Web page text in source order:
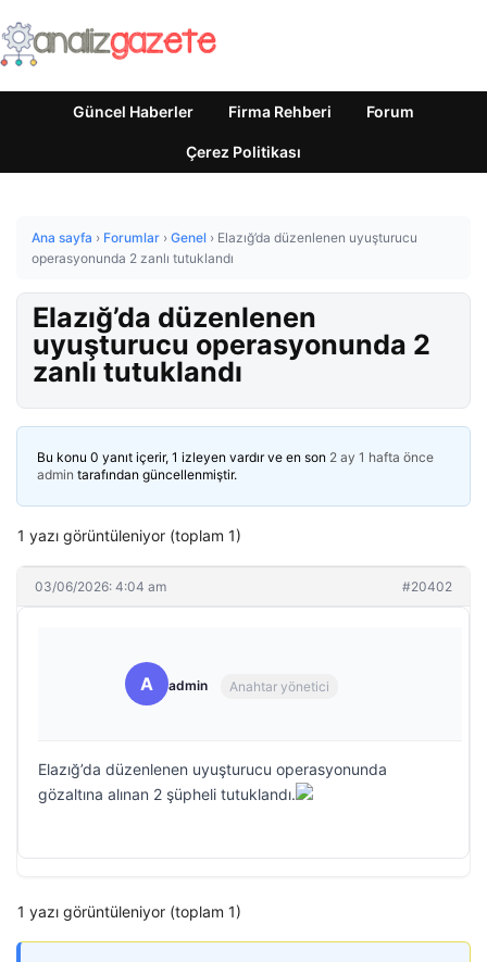
Güncel Haberler Firma Rehberi Forum
Çerez Politikası
Ana sayfa › Forumlar › Genel › Elazığ’da düzenlenen uyuşturucu
operasyonunda 2 zanlı tutuklandı
Elazığ’da düzenlenen
uyuşturucu operasyonunda 2
zanlı tutuklandı
Bu konu 0 yanıt içerir, 1 izleyen vardır ve en son 2 ay 1 hafta önce
admin tarafından güncellenmiştir.
1 yazı görüntüleniyor (toplam 1)
03/06/2026: 4:04 am #20402
A admin Anahtar yönetici
Elazığ’da düzenlenen uyuşturucu operasyonunda
gözaltına alınan 2 şüpheli tutuklandı.
1 yazı görüntüleniyor (toplam 1)